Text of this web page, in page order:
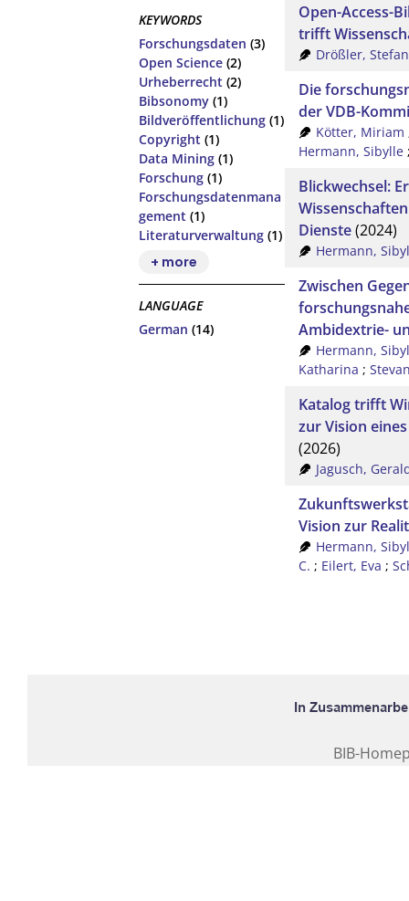
KEYWORDS
Forschungsdaten (3)
Open Science (2)
Urheberrecht (2)
Bibsonomy (1)
Bildveröffentlichung (1)
Copyright (1)
Data Mining (1)
Forschung (1)
Forschungsdatenmana
gement (1)
Literaturverwaltung (1)
+ more
LANGUAGE
German (14)
Open-Access-
trifft
Drößler, Stefan
Die
der VDB-
Kötter, Miriam
Hermann, Sibylle
Blickwechsel:
Dienste(2024)
Hermann,
Zwischen
Ambidextrie-
Hermann,
Katharina ;
Katalog trifft
zur Vision
(2026)
Jagusch,
Vision zur
Hermann,
C. ; Eilert, Eva ;
BIB-